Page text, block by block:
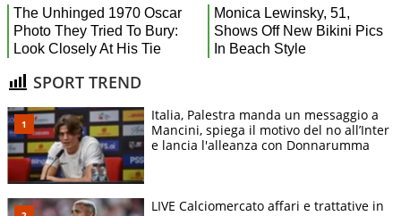
SPORT TREND
Italia, Palestra manda un messaggio a
Mancini, spiega il motivo del no all’Inter
e lancia l'alleanza con Donnarumma
LIVE Calciomercato affari e trattative in